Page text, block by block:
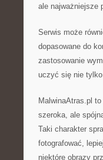
ale najważniejsze
Serwis może
dopasowane do
zastosowanie
uczyć się nie tylko
MalwinaAtras.pl
szeroka, ale
Taki charakter
fotografować,
niektóre obrazy